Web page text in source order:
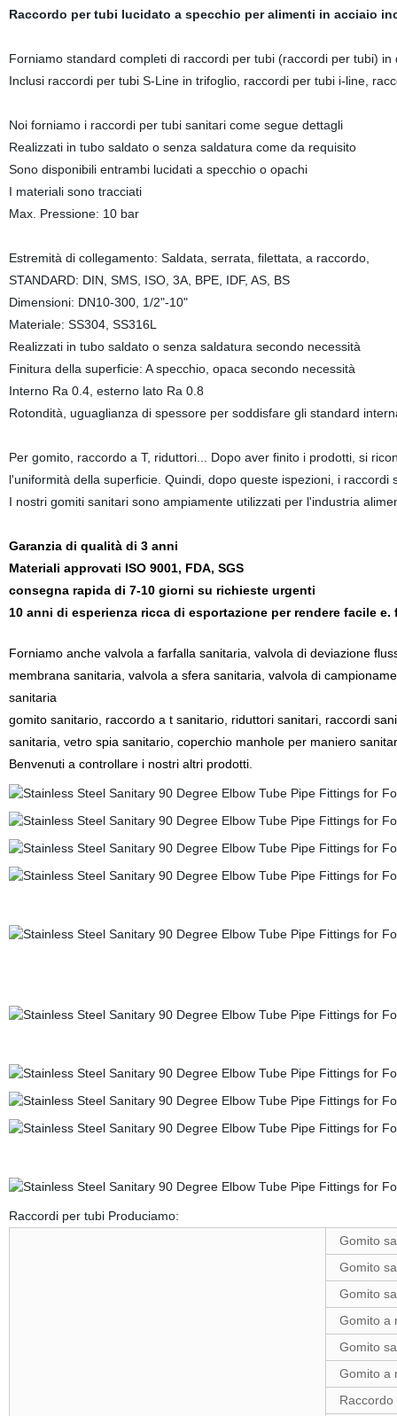
Raccordo per tubi lucidato a specchio per alimenti in acciaio
Forniamo standard completi di raccordi per tubi (raccordi per tubi)
Inclusi raccordi per tubi S-Line in trifoglio, raccordi per tubi i-line,
Noi forniamo i raccordi per tubi sanitari come segue dettagli
Realizzati in tubo saldato o senza saldatura come da requisito
Sono disponibili entrambi lucidati a specchio o opachi
I materiali sono tracciati
Max. Pressione: 10 bar
Estremità di collegamento: Saldata, serrata, filettata, a raccordo,
STANDARD: DIN, SMS, ISO, 3A, BPE, IDF, AS, BS
Dimensioni: DN10-300, 1/2"-10"
Materiale: SS304, SS316L
Realizzati in tubo saldato o senza saldatura secondo necessità
Finitura della superficie: A specchio, opaca secondo necessità
Interno Ra 0.4, esterno lato Ra 0.8
Rotondità, uguaglianza di spessore per soddisfare gli standard
Per gomito, raccordo a T, riduttori... Dopo aver finito i prodotti, si
l'uniformità della superficie. Quindi, dopo queste ispezioni, i raccordi
I nostri gomiti sanitari sono ampiamente utilizzati per l'industria
Garanzia di qualità di 3 anni
Materiali approvati ISO 9001, FDA, SGS
consegna rapida di 7-10 giorni su richieste urgenti
10 anni di esperienza ricca di esportazione per rendere facile
Forniamo anche valvola a farfalla sanitaria, valvola di deviazione
membrana sanitaria, valvola a sfera sanitaria, valvola di
sanitaria
gomito sanitario, raccordo a t sanitario, riduttori sanitari, raccordi
sanitaria, vetro spia sanitario, coperchio manhole per maniero
Benvenuti a controllare i nostri altri prodotti.
Raccordi per tubi Produciamo:
Gomito
Gomito
Gomito
Gomito a
Gomito
Gomito a